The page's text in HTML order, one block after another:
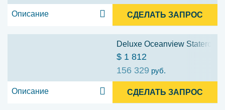
Описание СДЕЛАТЬ ЗАПРОС
Deluxe Oceanview
$ 1 812
156 329 руб.
Описание СДЕЛАТЬ ЗАПРОС